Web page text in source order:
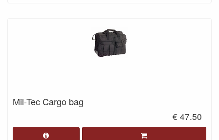
Mil-Tec Cargo bag
€ 47.50